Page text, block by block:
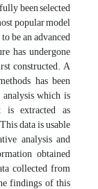
been selected
popular model
be an advanced
has undergone
constructed. A
has been
which is
extracted as
data is usable
analysis and
obtained
collected from
findings of this